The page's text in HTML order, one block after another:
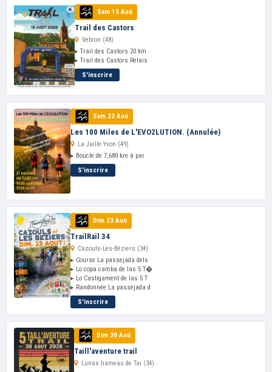
Sam 15 Aoû
Trail des Castors
Vebron (48)
▸ Trail des Castors 20 km
▸ Trail des Castors Relais
S'inscrire
Sam 22 Aoû
Les 100 Miles de L'EVO2LUTION. (Annulée)
La Jaille-Yvon (49)
▸ Boucle de 7,680 km à par
S'inscrire
Dim 23 Aoû
TrailRail 34
Cazouls-Les-Béziers (34)
▸ Course La passejada dels
▸ Lo copa camba de las 5 T�
▸ Lo Castigament de las 5 T
▸ Randonnée La passejada d
S'inscrire
Dim 30 Aoû
Taill'aventure trail
Lunas hameau de Tai (34)